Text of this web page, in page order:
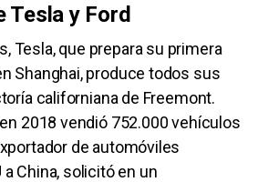
Tesla y Ford
Tesla, que prepara su primera
Shanghai, produce todos sus
californiana de Freemont.
2018 vendió 752.000 vehículos
de automóviles
China, solicitó en un